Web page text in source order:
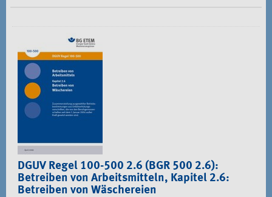
DGUV Regel 100-500 2.6 (BGR 500 2.6):
Betreiben von Arbeitsmitteln, Kapitel 2.6:
Betreiben von Wäschereien